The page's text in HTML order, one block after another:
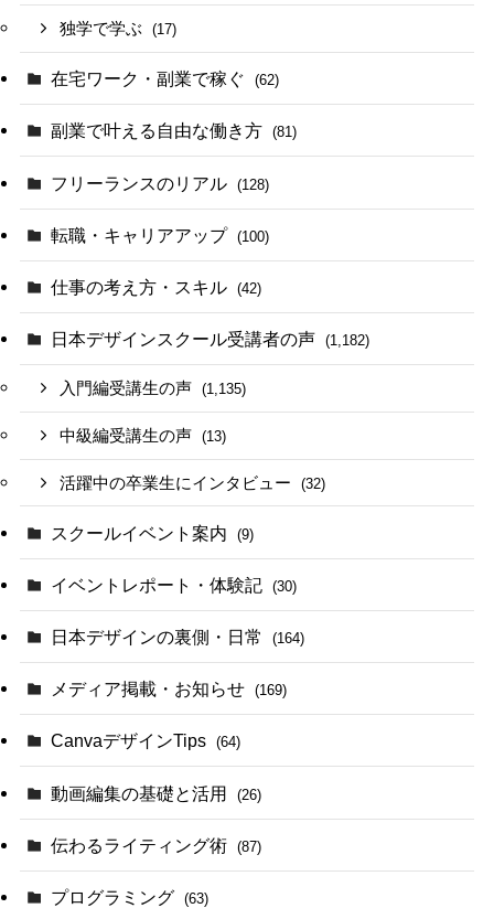
独学で学ぶ (17)
在宅ワーク・副業で稼ぐ (62)
副業で叶える自由な働き方 (81)
フリーランスのリアル (128)
転職・キャリアアップ (100)
仕事の考え方・スキル (42)
日本デザインスクール受講者の声 (1,182)
入門編受講生の声 (1,135)
中級編受講生の声 (13)
活躍中の卒業生にインタビュー (32)
スクールイベント案内 (9)
イベントレポート・体験記 (30)
日本デザインの裏側・日常 (164)
メディア掲載・お知らせ (169)
CanvaデザインTips (64)
動画編集の基礎と活用 (26)
伝わるライティング術 (87)
プログラミング (63)